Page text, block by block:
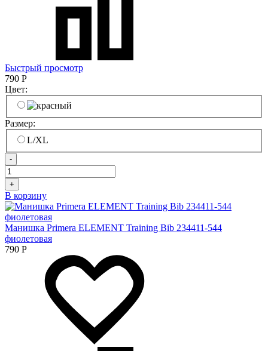
Быстрый просмотр
790 Р
Цвет:
Размер:
L/XL
-
+
В корзину
Манишка Primera ELEMENT Training Bib 234411-544
фиолетовая
790 Р